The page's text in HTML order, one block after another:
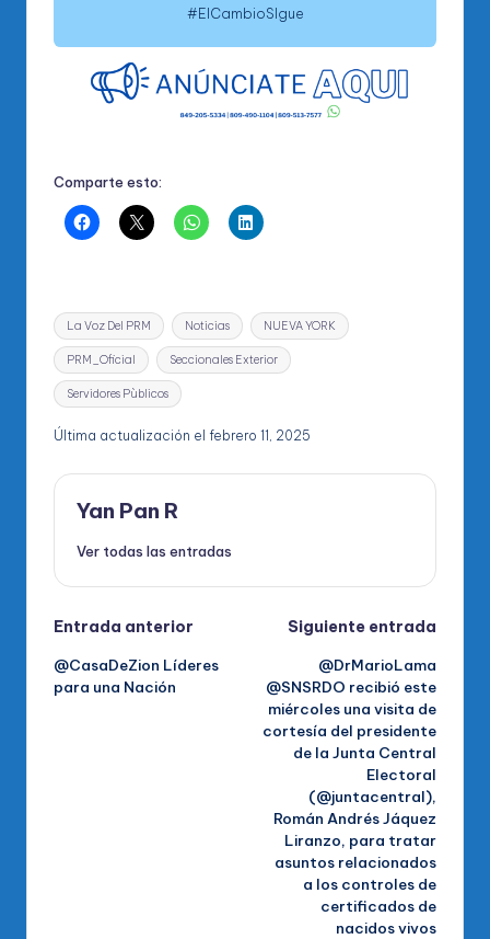
#ElCambioSIgue
Comparte esto:
Etiquetas:
La Voz Del PRM Noticias NUEVA YORK
PRM_Oficial Seccionales Exterior
Servidores Pùblicos
Última actualización el febrero 11, 2025
Yan Pan R
Ver todas las entradas
Navegación
de
Entrada anterior
@CasaDeZion Líderes
para una Nación
Siguiente entrada
@DrMarioLama
@SNSRDO recibió este
miércoles una visita de
cortesía del presidente
de la Junta Central
Electoral
(@juntacentral),
Román Andrés Jáquez
Liranzo, para tratar
asuntos relacionados
a los controles de
certificados de
nacidos vivos